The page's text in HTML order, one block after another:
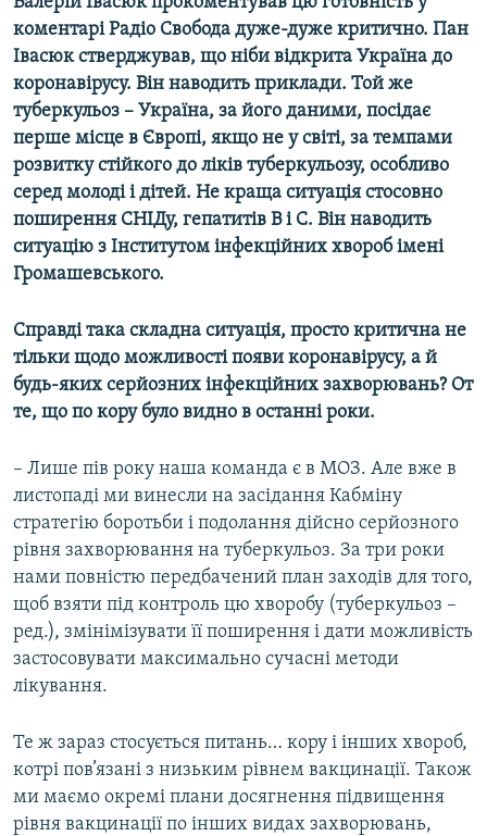
коментарі Радіо Свобода дуже-дуже критично. Пан
Івасюк стверджував, що ніби відкрита Україна до
коронавірусу. Він наводить приклади. Той же
туберкульоз – Україна, за його даними, посідає
перше місце в Європі, якщо не у світі, за темпами
розвитку стійкого до ліків туберкульозу, особливо
серед молоді і дітей. Не краща ситуація стосовно
поширення СНІДу, гепатитів В і С. Він наводить
ситуацію з Інститутом інфекційних хвороб імені
Громашевського.
Справді така складна ситуація, просто критична не
тільки щодо можливості появи коронавірусу, а й
будь-яких серйозних інфекційних захворювань? От
те, що по кору було видно в останні роки.
– Лише пів року наша команда є в МОЗ. Але вже в
листопаді ми винесли на засідання Кабміну
стратегію боротьби і подолання дійсно серйозного
рівня захворювання на туберкульоз. За три роки
нами повністю передбачений план заходів для того,
щоб взяти під контроль цю хворобу (туберкульоз –
ред.), змінімізувати її поширення і дати можливість
застосовувати максимально сучасні методи
лікування.
Те ж зараз стосується питань… кору і інших хвороб,
котрі пов’язані з низьким рівнем вакцинації. Також
ми маємо окремі плани досягнення підвищення
рівня вакцинації по інших видах захворювань,